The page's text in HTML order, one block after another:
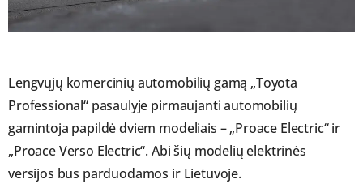
Lengvųjų komercinių automobilių gamą „Toyota
Professional“ pasaulyje pirmaujanti automobilių
gamintoja papildė dviem modeliais – „Proace Electric“ ir
„Proace Verso Electric“. Abi šių modelių elektrinės
versijos bus parduodamos ir Lietuvoje.